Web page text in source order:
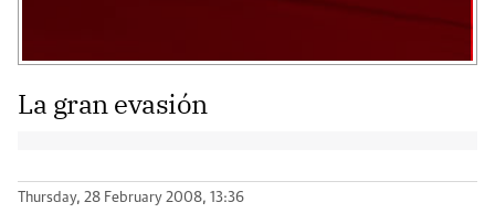
La gran evasión
Thursday, 28 February 2008, 13:36